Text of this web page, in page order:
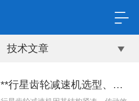
技术文章
**行星齿轮减速机选型、安装、使用、维护一站式指南**